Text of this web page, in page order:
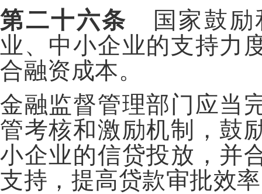
第二十六条 国家鼓励
业、中小企业的支持力
合融资成本。
金融监督管理部门应当
管考核和激励机制，鼓
小企业的信贷投放，并
支持，提高贷款审批效